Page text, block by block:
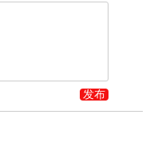
发布